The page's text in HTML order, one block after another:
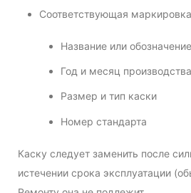
Соответствующая
Название или
Год и месяц производства
Размер и тип каски
Номер стандарта
Каску следует заменить после
истечении срока эксплуатации